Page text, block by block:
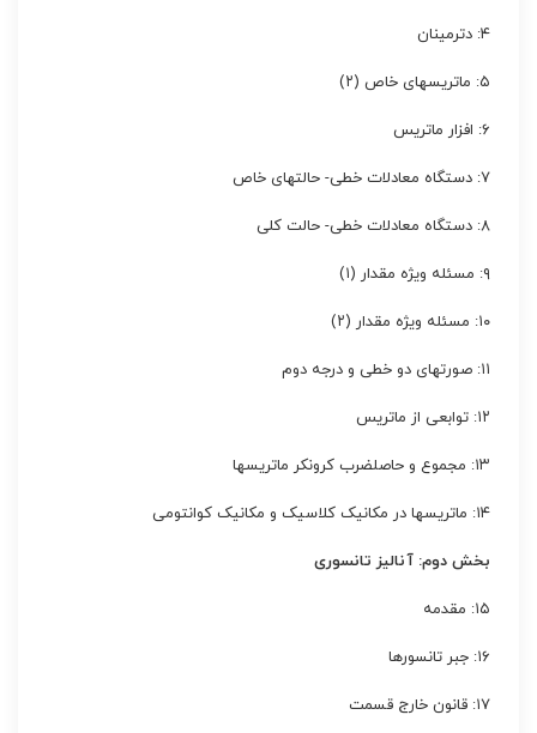
۴: دترمینان
۵: ماتریسهای خاص (۲)
۶: افزار ماتریس
۷: دستگاه معادلات خطی- حالتهای خاص
۸: دستگاه معادلات خطی- حالت کلی
۹: مسئله ویژه مقدار (۱)
۱۰: مسئله ویژه مقدار (۲)
۱۱: صورتهای دو خطی و درجه دوم
۱۲: توابعی از ماتریس
۱۳: مجموع و حاصلضرب کرونکر ماتریسها
۱۴: ماتریسها در مکانیک کلاسیک و مکانیک کوانتومی
بخش دوم: آنالیز تانسوری
۱۵: مقدمه
۱۶: جبر تانسورها
۱۷: قانون خارج قسمت